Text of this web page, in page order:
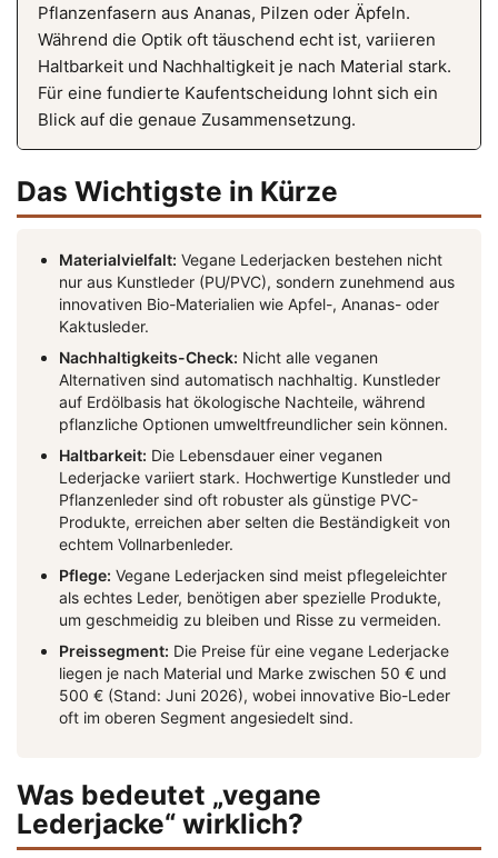
Pflanzenfasern aus Ananas, Pilzen oder Äpfeln.
Während die Optik oft täuschend echt ist, variieren
Haltbarkeit und Nachhaltigkeit je nach Material stark.
Für eine fundierte Kaufentscheidung lohnt sich ein
Blick auf die genaue Zusammensetzung.
Das Wichtigste in Kürze
Materialvielfalt: Vegane Lederjacken bestehen nicht
nur aus Kunstleder (PU/PVC), sondern zunehmend aus
innovativen Bio-Materialien wie Apfel-, Ananas- oder
Kaktusleder.
Nachhaltigkeits-Check: Nicht alle veganen
Alternativen sind automatisch nachhaltig. Kunstleder
auf Erdölbasis hat ökologische Nachteile, während
pflanzliche Optionen umweltfreundlicher sein können.
Haltbarkeit: Die Lebensdauer einer veganen
Lederjacke variiert stark. Hochwertige Kunstleder und
Pflanzenleder sind oft robuster als günstige PVC-
Produkte, erreichen aber selten die Beständigkeit von
echtem Vollnarbenleder.
Pflege: Vegane Lederjacken sind meist pflegeleichter
als echtes Leder, benötigen aber spezielle Produkte,
um geschmeidig zu bleiben und Risse zu vermeiden.
Preissegment: Die Preise für eine vegane Lederjacke
liegen je nach Material und Marke zwischen 50 € und
500 € (Stand: Juni 2026), wobei innovative Bio-Leder
oft im oberen Segment angesiedelt sind.
Was bedeutet „vegane
Lederjacke“ wirklich?